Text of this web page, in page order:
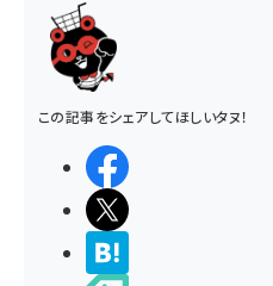
この記事をシェアしてほしいタヌ！